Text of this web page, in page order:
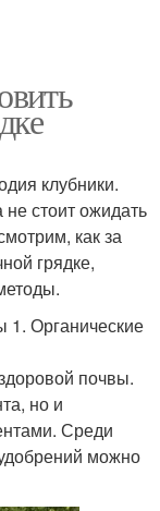
клубники.
не стоит ожидать
как за
грядке,
Органические
почвы.
но и
Среди
можно